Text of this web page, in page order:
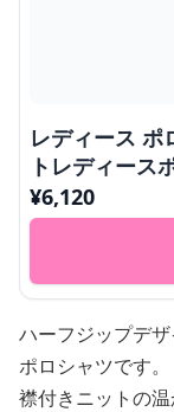
レディース ポ
トレディース
¥6,120
ハーフジップデ
ポロシャツです。
襟付きニットの